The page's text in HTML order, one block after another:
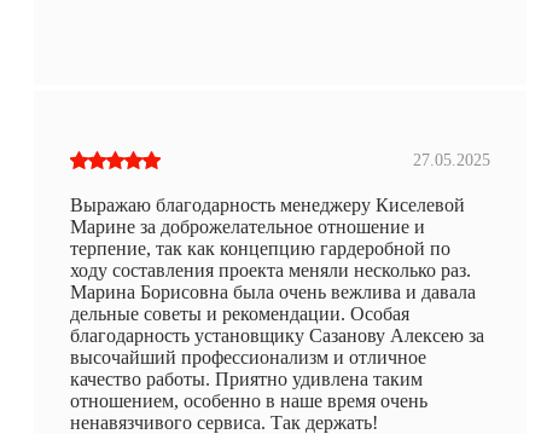
27.05.2025
Выражаю благодарность менеджеру Киселевой
Марине за доброжелательное отношение и
терпение, так как концепцию гардеробной по
ходу составления проекта меняли несколько раз.
Марина Борисовна была очень вежлива и давала
дельные советы и рекомендации. Особая
благодарность установщику Сазанову Алексею за
высочайший профессионализм и отличное
качество работы. Приятно удивлена таким
отношением, особенно в наше время очень
ненавязчивого сервиса. Так держать!